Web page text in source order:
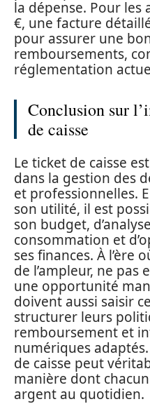
la dépense. Pour les
€, une facture
pour assurer une
remboursements,
réglementation
Conclusion sur
de caisse
Le ticket de caisse
dans la gestion des
et professionnelles.
son utilité, il est
son budget,
consommation et
ses finances. À l’ère
de l’ampleur, ne
une opportunité
doivent aussi saisir
structurer leurs
remboursement et
numériques
de caisse peut
manière dont
argent au quotidien.